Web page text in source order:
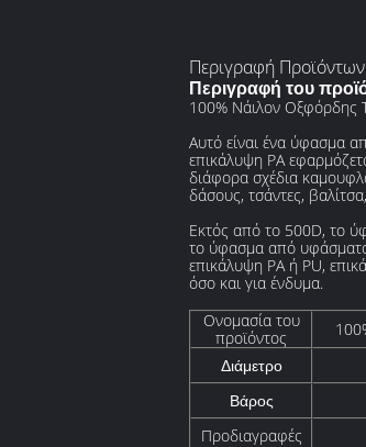
Περιγραφή Προϊόντων
Περιγραφή του
100% Νάιλον Οξφόρδης
Αυτό είναι ένα ύφασμα
επικάλυψη PA
διάφορα σχέδια
δάσους, τσάντες,
Εκτός από το 500D, το
το ύφασμα από
επικάλυψη PA ή PU,
όσο και για ένδυμα.
Ονομασία του
προϊόντος
Διάμετρο
Βάρος
Προδιαγραφές